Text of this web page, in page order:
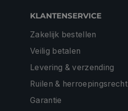
KLANTENSERVICE
Zakelijk bestellen
Veilig betalen
Levering & verzending
Ruilen & herroepingsrecht
Garantie